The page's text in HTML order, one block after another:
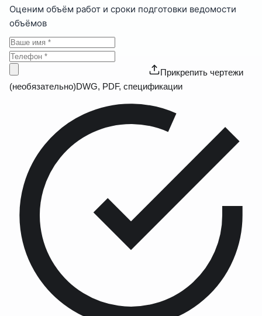
Оценим объём работ и сроки подготовки ведомости
объёмов
Прикрепить чертежи
(необязательно)DWG, PDF, спецификации